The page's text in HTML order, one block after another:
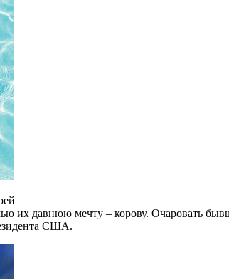
их давнюю мечту – корову. Очаровать
США.